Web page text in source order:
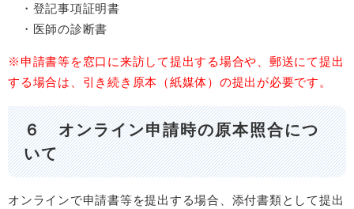
・登記事項証明書
・医師の診断書
※申請書等を窓口に来訪して提出する場合や、郵送にて提出
する場合は、引き続き原本（紙媒体）の提出が必要です。
６ オンライン申請時の原本照合につ
いて
オンラインで申請書等を提出する場合、添付書類として提出